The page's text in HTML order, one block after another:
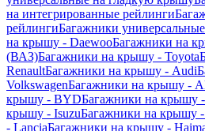
на интегрированные рейлинги
рейлингиБагажники
на крышу - DaewooБагажники на
(ВАЗ)Багажники на крышу - Toyota
RenaultБагажники на крышу - Audi
VolkswagenБагажники на крышу -
крышу - BYDБагажники на крышу
крышу - IsuzuБагажники на крышу
- LanciaБагажники на крышу -